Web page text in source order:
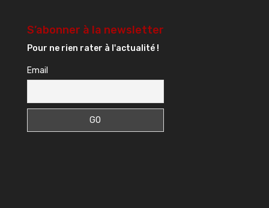
S’abonner à la newsletter
Pour ne rien rater à l'actualité !
Email